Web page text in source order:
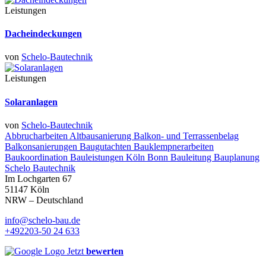
Leistungen
Dacheindeckungen
von Schelo-Bautechnik
Leistungen
Solaranlagen
von Schelo-Bautechnik
Abbrucharbeiten Altbausanierung Balkon- und Terrassenbelag
Balkonsanierungen Baugutachten Bauklempnerarbeiten
Baukoordination Bauleistungen Köln Bonn Bauleitung Bauplanung
Schelo Bautechnik
Im Lochgarten 67
51147 Köln
NRW – Deutschland
info@schelo-bau.de
+492203-50 24 633
Jetzt bewerten